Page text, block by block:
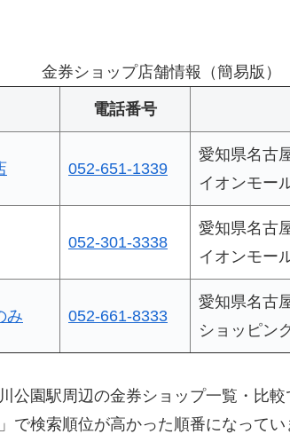
金券ショップ店舗情報（簡易版）
電話番号
052-651-1339
愛知県名古
イオンモー
052-301-3338
愛知県名古
イオンモー
み 052-661-8333
愛知県名古
ショッピン
公園駅周辺の金券ショップ一覧・比
検索順位が高かった順番になってい